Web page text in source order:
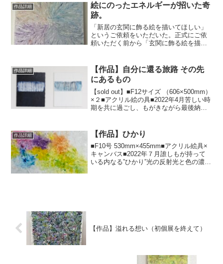
ず...
作品詳細
絵にのったエネルギーが招いた奇
跡。
「新居の玄関に飾る絵を描いてほしい」
というご依頼をいただいた。​正式にご依
頼いただく前から「玄関に飾る絵を描い
前に試しにこっそり描いてみた。お二人
と一緒に同時に接する時...
作品詳細
【作品】自分に還る旅路 その先
にあるもの
【sold out】■F12サイズ （606×500mm）
×２■アクリル絵の具■2022年4月苦しい時
期を共に過ごし、もがきながら最後納得
とを思い出すのか、絵のエネルギ...
作品詳細 【作品】ひかり
■F10号 530mm×455mm​■アクリル絵具×
キャンバス​■2022年７月誰しもが持って
いる内なる”ひかり”​光の反射光と色の濃淡
【作品】溢れる想い（初個展を終えて）